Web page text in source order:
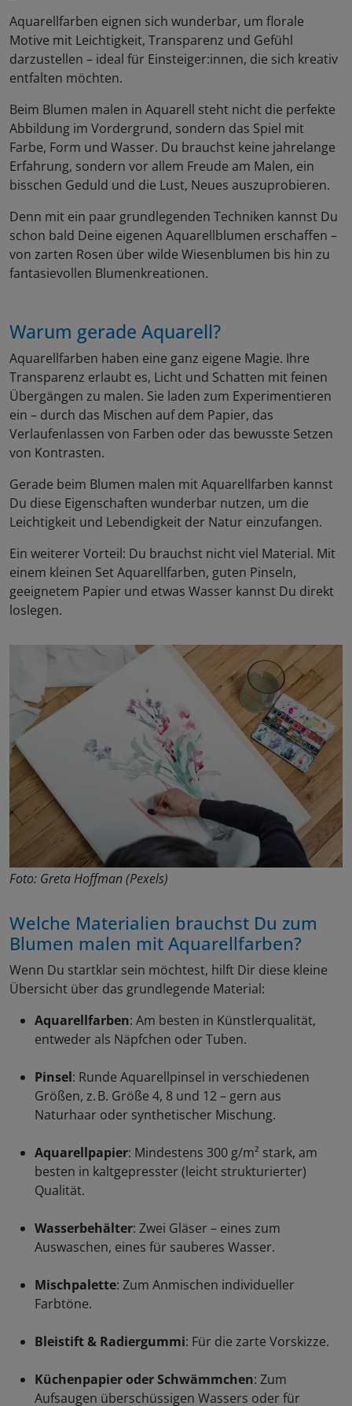
Aquarellfarben eignen sich wunderbar, um florale
Motive mit Leichtigkeit, Transparenz und Gefühl
darzustellen – ideal für Einsteiger:innen, die sich kreativ
entfalten möchten.
Beim Blumen malen in Aquarell steht nicht die perfekte
Abbildung im Vordergrund, sondern das Spiel mit
Farbe, Form und Wasser. Du brauchst keine jahrelange
Erfahrung, sondern vor allem Freude am Malen, ein
bisschen Geduld und die Lust, Neues auszuprobieren.
Denn mit ein paar grundlegenden Techniken kannst Du
schon bald Deine eigenen Aquarellblumen erschaffen –
von zarten Rosen über wilde Wiesenblumen bis hin zu
fantasievollen Blumenkreationen.
Warum gerade Aquarell?
Aquarellfarben haben eine ganz eigene Magie. Ihre
Transparenz erlaubt es, Licht und Schatten mit feinen
Übergängen zu malen. Sie laden zum Experimentieren
ein – durch das Mischen auf dem Papier, das
Verlaufenlassen von Farben oder das bewusste Setzen
von Kontrasten.
Gerade beim Blumen malen mit Aquarellfarben kannst
Du diese Eigenschaften wunderbar nutzen, um die
Leichtigkeit und Lebendigkeit der Natur einzufangen.
Ein weiterer Vorteil: Du brauchst nicht viel Material. Mit
einem kleinen Set Aquarellfarben, guten Pinseln,
geeignetem Papier und etwas Wasser kannst Du direkt
loslegen.
Foto: Greta Hoffman (Pexels)
Welche Materialien brauchst Du zum
Blumen malen mit Aquarellfarben?
Wenn Du startklar sein möchtest, hilft Dir diese kleine
Übersicht über das grundlegende Material:
Aquarellfarben: Am besten in Künstlerqualität,
entweder als Näpfchen oder Tuben.
Pinsel: Runde Aquarellpinsel in verschiedenen
Größen, z. B. Größe 4, 8 und 12 – gern aus
Naturhaar oder synthetischer Mischung.
Aquarellpapier: Mindestens 300 g/m² stark, am
besten in kaltgepresster (leicht strukturierter)
Qualität.
Wasserbehälter: Zwei Gläser – eines zum
Auswaschen, eines für sauberes Wasser.
Mischpalette: Zum Anmischen individueller
Farbtöne.
Bleistift & Radiergummi: Für die zarte Vorskizze.
Küchenpapier oder Schwämmchen: Zum
Aufsaugen überschüssigen Wassers oder für